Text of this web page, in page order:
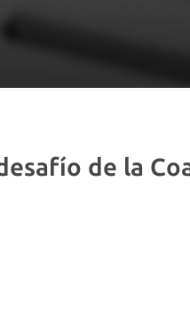
de la